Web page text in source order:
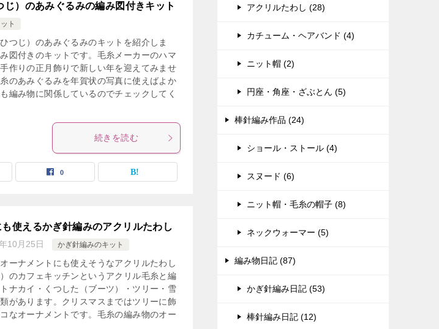
）のあみぐるみの編み図付きキット
ト
つじ）のあみぐるみのキットを紹介しま
図付きのキットです。毛糸メーカーのハマ
作りの正月飾りで新しい年を迎えてみませ
のあみぐるみを年賀状の写真に使えばよか
編み物に関係しているのでチェックしてく
続きを読む
0
使えるかぎ針編みのアクリルたわし
10月25日 かぎ針編みのキット
ーナメントにも使えそうなアクリルたわし
のカフェキッチンというアクリル毛糸と編
ナカイ・くつした（ブーツ）・ツリー・雪
があります。クリスマスまではツリーに飾
なオーナメントです。毛糸の編み物のオー
アクリルたわし (28)
カチューム・ヘアバンド (4)
ニット帽 (2)
円座・角座・ざぶとん (5)
棒針編み作品 (24)
ショール・ストール (4)
スヌード (6)
ニット帽・毛糸の帽子 (8)
ネックウォーマー (5)
編み物日記 (87)
かぎ針編み日記 (53)
棒針編み日記 (12)